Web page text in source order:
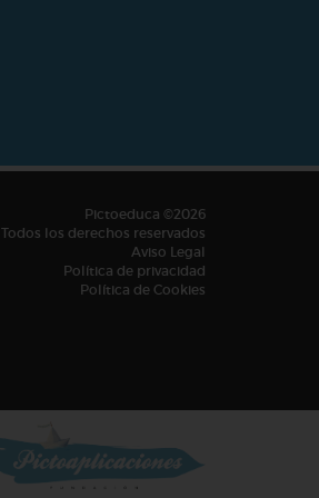
Pictoeduca ©2026
Todos los derechos reservados
Aviso Legal
Política de privacidad
Política de Cookies